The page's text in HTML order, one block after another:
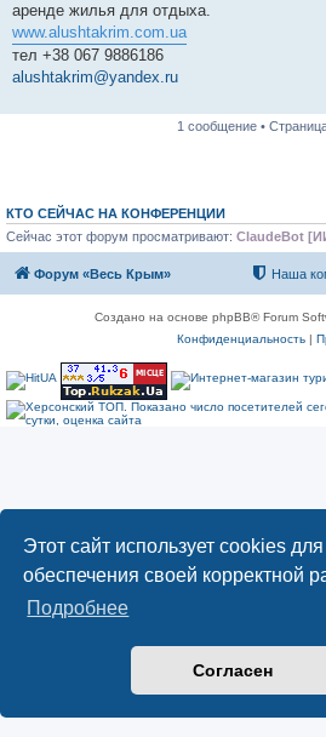
Этот сайт использует cookies для
обеспечения своей корректной
Подробнее
Согласен
щ
е
н
и
е
аренде жилья для отдыха.
www.alushtakrim.com.ua
тел +38 067 9886186
alushtakrim@yandex.ru
1 сообщение •
КТО СЕЙЧАС НА КОНФЕРЕНЦИИ
Сейчас этот форум просматривают: ClaudeBot
Форум «Весь Крым» Наша
Создано на основе phpBB® Forum
Конфиденциальность|